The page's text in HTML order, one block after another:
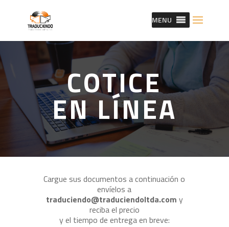
MENU
COTICE
EN LÍNEA
Cargue sus documentos a continuación o
envíelos a
traduciendo@traduciendoltda.com y
reciba el precio
y el tiempo de entrega en breve: